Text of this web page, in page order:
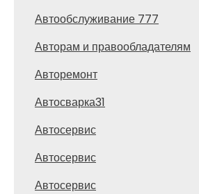
Автообслуживание 777
Авторам и правообладателям
Авторемонт
Автосварка31
Автосервис
Автосервис
Автосервис